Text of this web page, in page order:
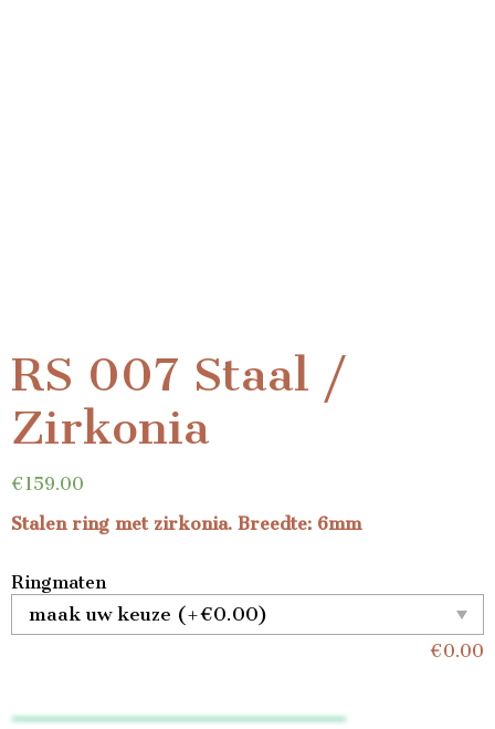
RS 007 Staal /
Zirkonia
€159.00
Stalen ring met zirkonia. Breedte: 6mm
Ringmaten
€0.00